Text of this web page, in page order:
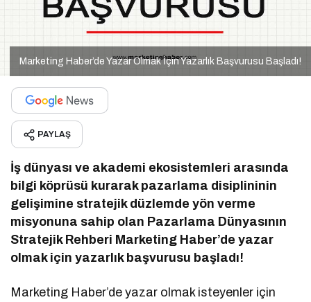
Marketing Haber’de Yazar Olmak İçin Yazarlık Başvurusu Başladı!
PAYLAŞ
İş dünyası ve akademi ekosistemleri arasında
bilgi köprüsü kurarak pazarlama disiplininin
gelişimine stratejik düzlemde yön verme
misyonuna sahip olan Pazarlama Dünyasının
Stratejik Rehberi Marketing Haber’de yazar
olmak için yazarlık başvurusu başladı!
Marketing Haber’de yazar olmak isteyenler için